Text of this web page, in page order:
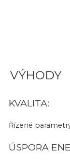
VÝHODY
KVALITA:
Řízené
ÚSPORA